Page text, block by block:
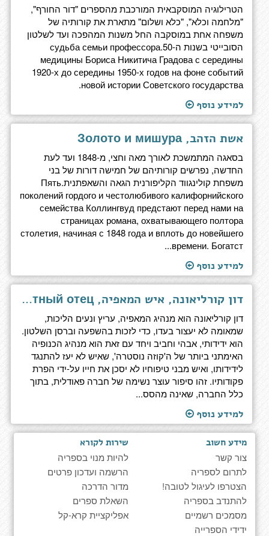
הטרילוגיה המוסקבאית המורכבת מהספרים "דור החורף",
"מלחמה וכלא", "כלא ושלום" מתארת את קורותיה של
משפחה אחת במוסקבה החל משנות המהפכה ועד לשלטון
הסובייטי בשנות ה-50.судьба семьи профессора
медицины Бориса Никитича Градова с середины
1920-х до середины 1950-х годов на фоне событий
новой истории Советского государства.
למידע נוסף
אשת הזהב, Золото и мишура
בסאגה המתמשכת לאורך מאה וחצי, מ-1848 ועד לעת
החדשה, נפרשים קורותיהם של חמישה דורות של בני
משפחת קולינגווד הקליפורנית הגאה והשאפתנית.Пять
поколений гордого и честолюбивого калифорнийского
семейства Коллингвуд предстают перед нами на
страницах романа, охватывающего полтора
столетия, начиная с 1848 года и вплоть до новейшего
времени. Богатст...
למידע נוסף
דון קורליאונה, איש המאפיה, Крестный отец
דון קורליאונה הוא מנהיג המאפיה, עריץ ונעים הליכות,
שמאומה לא יעצור בעדו, כדי לזכות בהשפעה וברסן השלטון.
הוא ידידותי, אבהי וחביב ויחד עם זאת הוא מנהיג הכנופיה
האימתני ביותר של ה'קוזה נוסטרה', שאיש לא יעז להתנגד
לידידותו, ואיש מבני טיפוחיו לא יסכן את חייו על-ידי הפרת
פקודותיו. זהו סיפור עוצר נשימה של חברה פאודלית, בתוך
כלל החברה, שאינה מהסס...
למידע נוסף
מידע חשוב
צור קשר
לתרום לספריה
הצטרפו לעיגול לטובה!
להתנדב בספריה
מסמכים רשמיים
ידידי הספרייה
שירות לקורא
להיות מנוי בספריה
הרשמה ועדכון פרטים
מדור הדרכה
השאלת ספרים
אפליקציית קרא-קל